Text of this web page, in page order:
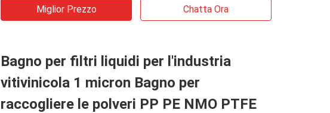
Miglior Prezzo Chatta Ora
Bagno per filtri liquidi per l'industria
vitivinicola 1 micron Bagno per
raccogliere le polveri PP PE NMO PTFE